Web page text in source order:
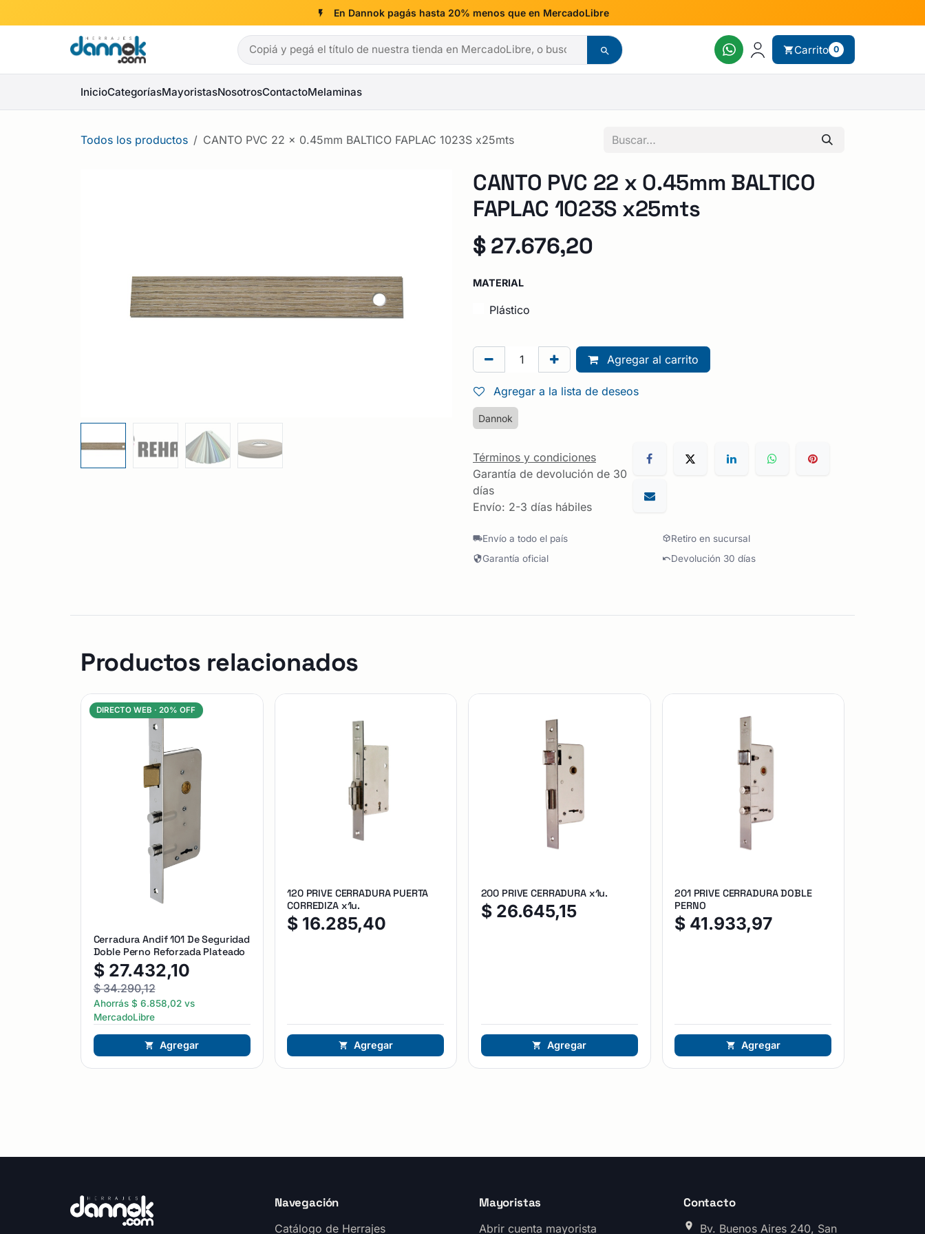
En Dannok pagás hasta 20% menos que en MercadoLibre
Carrito 0
InicioCategoríasMayoristasNosotrosContactoMelaminas
Todos los productos CANTO PVC 22 x 0.45mm BALTICO FAPLAC 1023S x25mts
CANTO PVC 22 x 0.45mm BALTICO
FAPLAC 1023S x25mts
$ 27.676,20
MATERIAL
Plástico
Agregar al carrito
Agregar a la lista de deseos
Dannok
Términos y condiciones
Garantía de devolución de 30
días
Envío: 2-3 días hábiles
Envío a todo el país
Retiro en sucursal
Garantía oficial
Devolución 30 días
Productos relacionados
DIRECTO WEB ·20% OFF
Cerradura Andif 101 De Seguridad
Doble Perno Reforzada Plateado
$ 27.432,10
$34.290,12
Ahorrás $ 6.858,02vs
MercadoLibre
Agregar
120 PRIVE CERRADURA PUERTA
CORREDIZA x1u.
$ 16.285,40
Agregar
200 PRIVE CERRADURA x1u.
$ 26.645,15
Agregar
201 PRIVE CERRADURA DOBLE
PERNO
$ 41.933,97
Agregar
Navegación
Catálogo de Herrajes
Mayoristas
Abrir cuenta mayorista
Contacto
Bv. Buenos Aires 240, San